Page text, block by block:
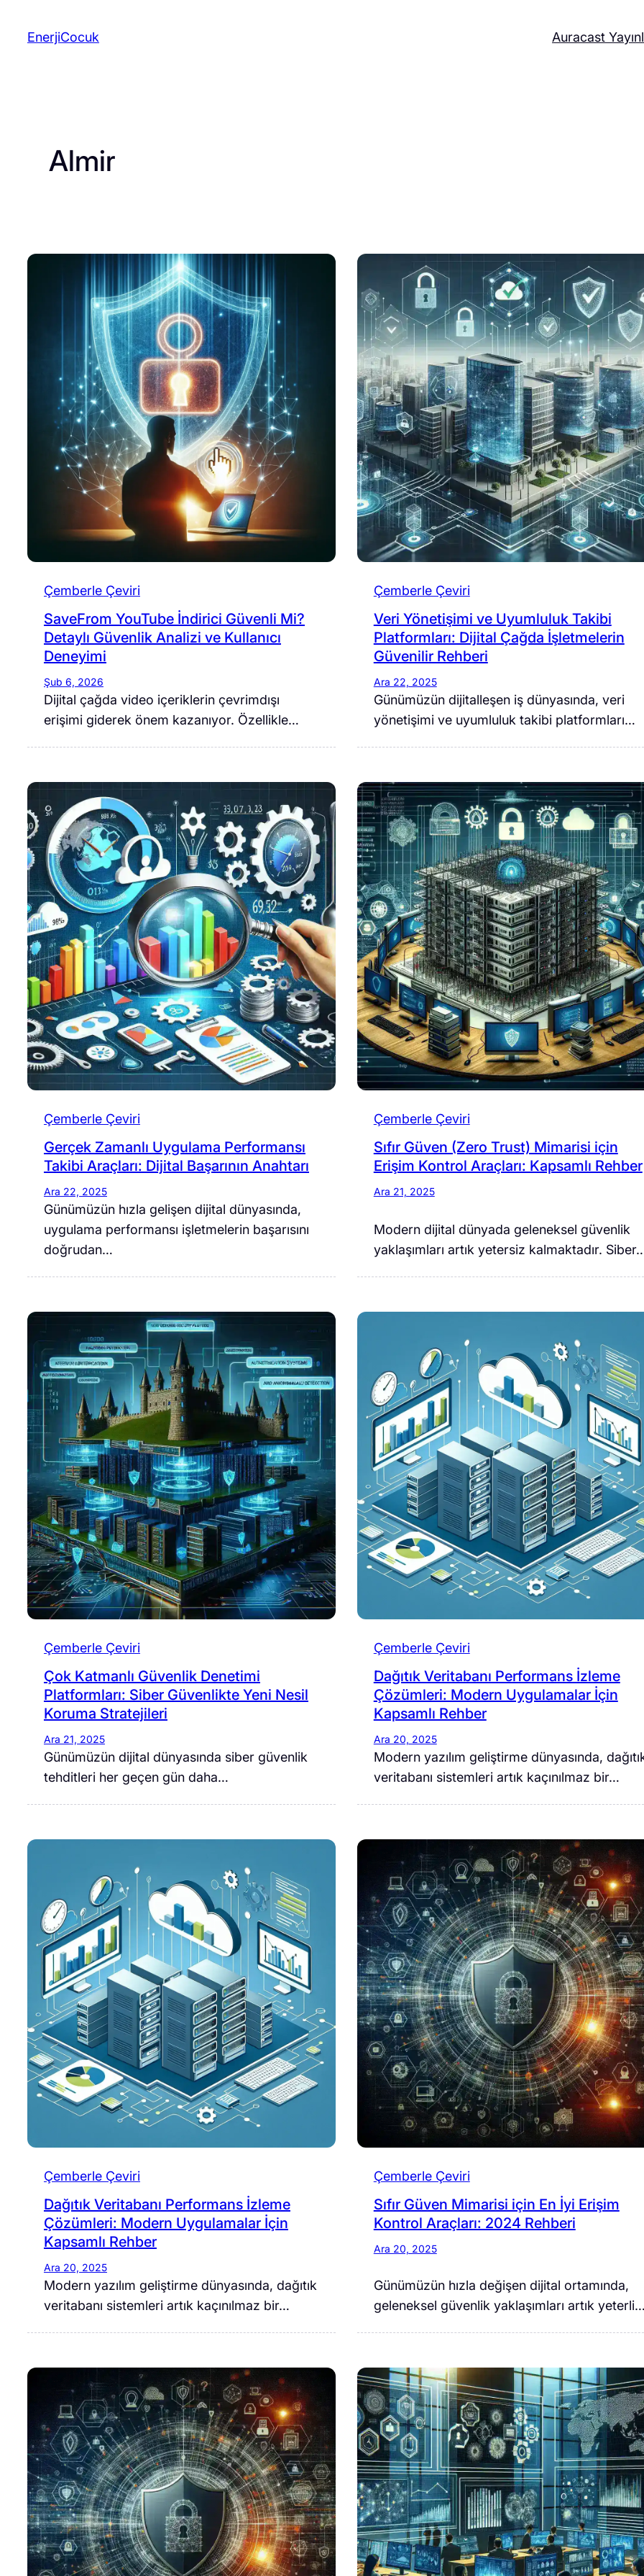
EnerjiCocuk Auracast
Almir
Çemberle Çeviri
SaveFrom YouTube İndirici Güvenli Mi?
Detaylı Güvenlik Analizi ve Kullanıcı
Deneyimi
Şub 6, 2026
Dijital çağda video içeriklerin çevrimdışı
erişimi giderek önem kazanıyor. Özellikle…
Çemberle Çeviri
Veri Yönetişimi ve Uyumluluk Takibi
Platformları: Dijital Çağda İşletmelerin
Güvenilir Rehberi
Ara 22, 2025
Günümüzün dijitalleşen iş dünyasında, veri
yönetişimi ve uyumluluk takibi platformları…
Çemberle Çeviri
Gerçek Zamanlı Uygulama Performansı
Takibi Araçları: Dijital Başarının Anahtarı
Ara 22, 2025
Günümüzün hızla gelişen dijital dünyasında,
uygulama performansı işletmelerin başarısını
doğrudan…
Çemberle Çeviri
Sıfır Güven (Zero Trust) Mimarisi için
Erişim Kontrol Araçları: Kapsamlı Rehber
Ara 21, 2025
Modern dijital dünyada geleneksel güvenlik
yaklaşımları artık yetersiz kalmaktadır.
Çemberle Çeviri
Çok Katmanlı Güvenlik Denetimi
Platformları: Siber Güvenlikte Yeni Nesil
Koruma Stratejileri
Ara 21, 2025
Günümüzün dijital dünyasında siber güvenlik
tehditleri her geçen gün daha…
Çemberle Çeviri
Dağıtık Veritabanı Performans İzleme
Çözümleri: Modern Uygulamalar İçin
Kapsamlı Rehber
Ara 20, 2025
Modern yazılım geliştirme dünyasında,
veritabanı sistemleri artık kaçınılmaz bir…
Çemberle Çeviri
Dağıtık Veritabanı Performans İzleme
Çözümleri: Modern Uygulamalar İçin
Kapsamlı Rehber
Ara 20, 2025
Modern yazılım geliştirme dünyasında, dağıtık
veritabanı sistemleri artık kaçınılmaz bir…
Çemberle Çeviri
Sıfır Güven Mimarisi için En İyi Erişim
Kontrol Araçları: 2024 Rehberi
Ara 20, 2025
Günümüzün hızla değişen dijital ortamında,
geleneksel güvenlik yaklaşımları artık